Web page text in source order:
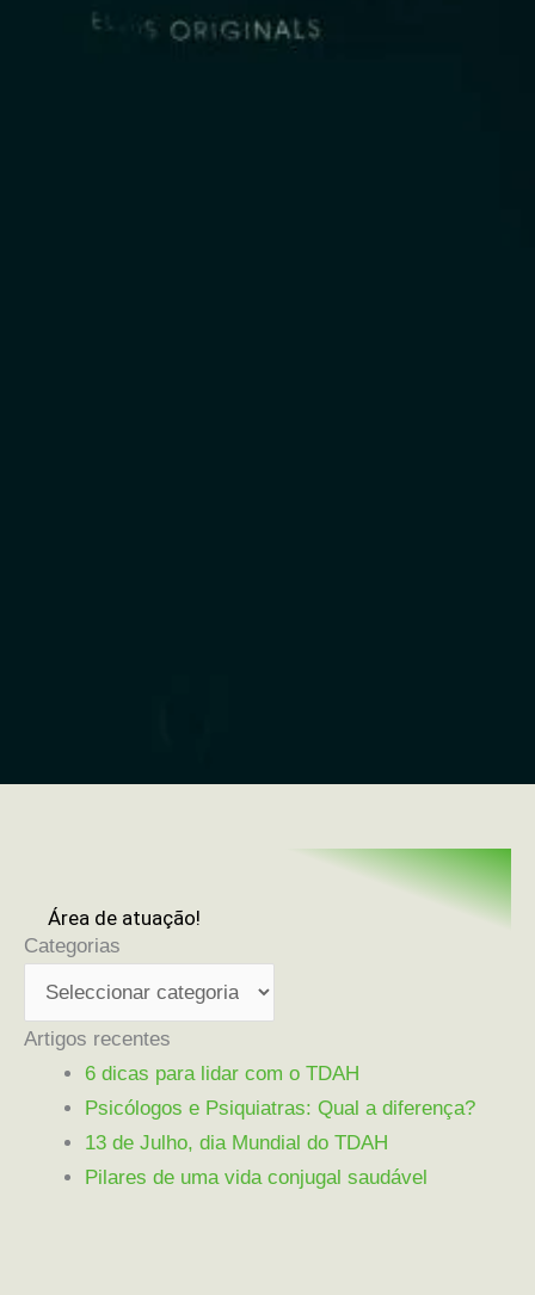
Área de atuação!
Categorias
Categorias
Artigos recentes
6 dicas para lidar com o TDAH
Psicólogos e Psiquiatras: Qual a diferença?
13 de Julho, dia Mundial do TDAH
Pilares de uma vida conjugal saudável